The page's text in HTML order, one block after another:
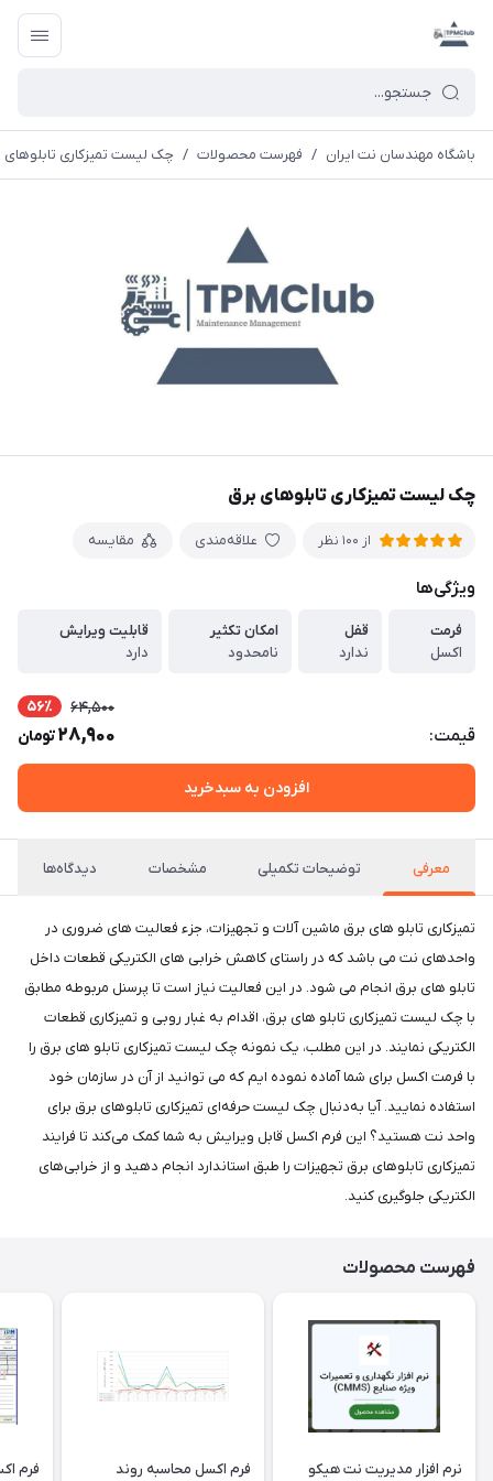
باشگاه مهندسان نت ایران / فهرست محصولات / چک لیست تمیزکاری تابلوهای
چک لیست تمیزکاری تابلوهای برق
از 100 نظر علاقه‌مندی مقایسه
ویژگی‌ها
فرمت
اکسل
قفل
ندارد
امکان تکثیر
نامحدود
قابلیت ویرایش
دارد
قیمت:
64,500 56٪
28,900تومان
افزودن به سبدخرید
معرفی توضیحات تکمیلی مشخصات دیدگاه‌ها
تمیزکاری تابلو های برق ماشین آلات و تجهیزات، جزء فعالیت های ضروری در
واحدهای نت می باشد که در راستای کاهش خرابی های الکتریکی قطعات داخل
تابلو های برق انجام می شود. در این فعالیت نیاز است تا پرسنل مربوطه مطابق
با چک لیست تمیزکاری تابلو های برق، اقدام به غبار روبی و تمیزکاری قطعات
الکتریکی نمایند. در این مطلب، یک نمونه چک لیست تمیزکاری تابلو های برق را
با فرمت اکسل برای شما آماده نموده ایم که می توانید از آن در سازمان خود
استفاده نمایید. آیا به‌دنبال چک لیست حرفه‌ای تمیزکاری تابلوهای برق برای
واحد نت هستید؟ این فرم اکسل قابل ویرایش به شما کمک می‌کند تا فرایند
تمیزکاری تابلوهای برق تجهیزات را طبق استاندارد انجام دهید و از خرابی‌های
الکتریکی جلوگیری کنید.
فهرست محصولات
نرم افزار مدیریت نت هیکو
فرم اکسل محاسبه روند
فرم